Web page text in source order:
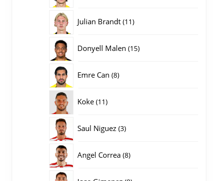
Julian Brandt 1111
Donyell Malen 1515
Emre Can 88
Koke 1111
Saul Niguez 33
Angel Correa 88